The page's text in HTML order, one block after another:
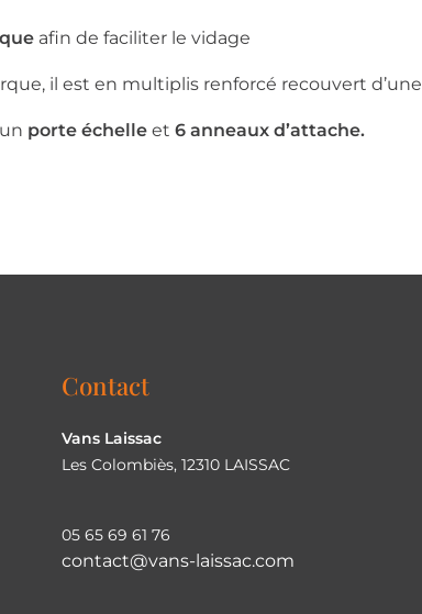
afin de faciliter le vidage
il est en multiplis renforcé recouvert d’une
porte échelle et 6 anneaux d’attache.
Contact
Vans Laissac
Les Colombiès, 12310 LAISSAC
05 65 69 61 76
contact@vans-laissac.com